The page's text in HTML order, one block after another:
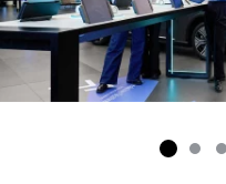
Stadtführungen
Citytour
Erlebnisse